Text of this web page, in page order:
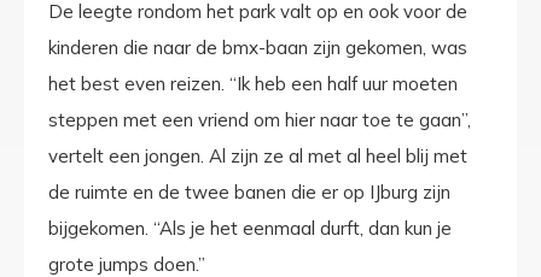
De leegte rondom het park valt op en ook voor de
kinderen die naar de bmx-baan zijn gekomen, was
het best even reizen. “Ik heb een half uur moeten
steppen met een vriend om hier naar toe te gaan”,
vertelt een jongen. Al zijn ze al met al heel blij met
de ruimte en de twee banen die er op IJburg zijn
bijgekomen. “Als je het eenmaal durft, dan kun je
grote jumps doen.”